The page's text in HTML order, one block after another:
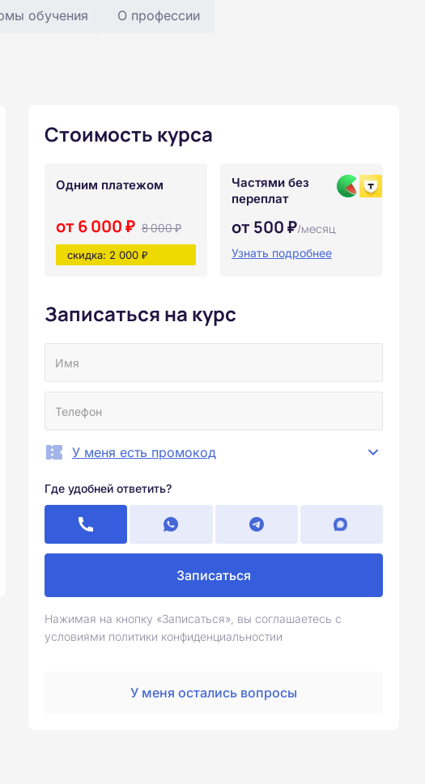
обучения О профессии
Стоимость курса
Одним платежом
от 6 000 ₽ 8 000 ₽
скидка: 2 000 ₽
Частями без
переплат
от 500 ₽/месяц
Узнать подробнее
Записаться на курс
У меня есть промокод
Где удобней ответить?
Записаться
Нажимая на кнопку «Записаться», вы соглашаетесь с
условиями политики конфиденциальностии
У меня остались вопросы